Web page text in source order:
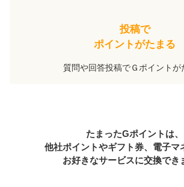
投稿で
ポイントがたまる
質問や回答投稿でＧポイントが
たまったGポイントは、
他社ポイントやギフト券、電子マ
お好きなサービスに交換でき